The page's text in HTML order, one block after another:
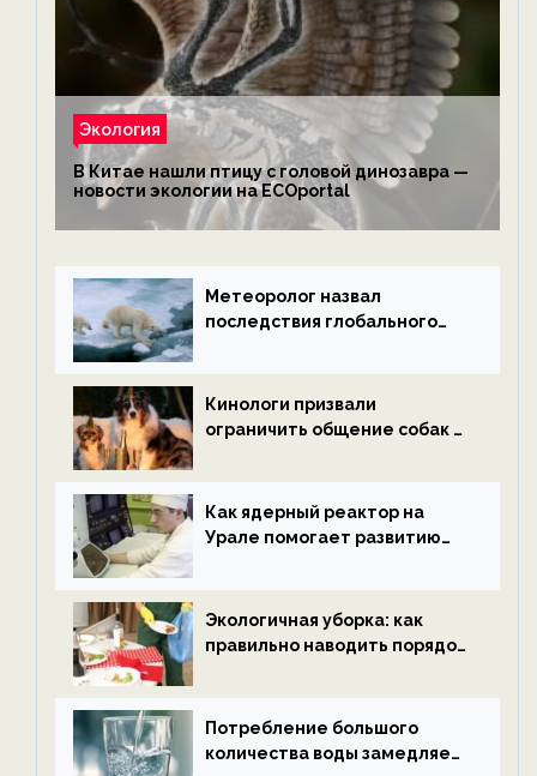
Экология
В Китае нашли птицу с головой динозавра —
новости экологии на ECOportal
Метеоролог назвал
последствия глобального
ECOportal
Кинологи призвали
ограничить общение собак с
ECOportal
Как ядерный реактор на
Урале помогает развитию
ECOportal
Экологичная уборка: как
правильно наводить порядок
Потребление большого
количества воды замедляет